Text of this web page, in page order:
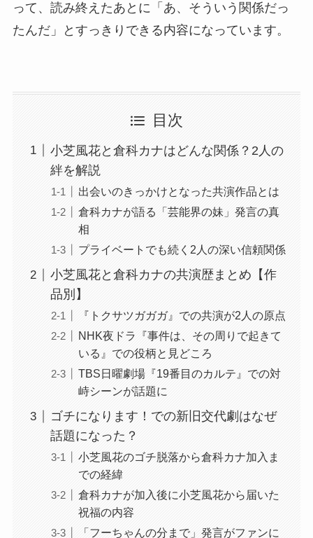
って、読み終えたあとに「あ、そういう関係だっ
たんだ」とすっきりできる内容になっています。
目次
小芝風花と倉科カナはどんな関係？2人の
絆を解説
出会いのきっかけとなった共演作品とは
倉科カナが語る「芸能界の妹」発言の真
相
プライベートでも続く2人の深い信頼関係
小芝風花と倉科カナの共演歴まとめ【作
品別】
『トクサツガガガ』での共演が2人の原点
NHK夜ドラ『事件は、その周りで起きて
いる』での役柄と見どころ
TBS日曜劇場『19番目のカルテ』での対
峙シーンが話題に
ゴチになります！での新旧交代劇はなぜ
話題になった？
小芝風花のゴチ脱落から倉科カナ加入ま
での経緯
倉科カナが加入後に小芝風花から届いた
祝福の内容
「フーちゃんの分まで」発言がファンに